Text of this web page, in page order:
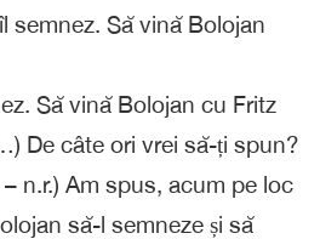
semnez. Să vină Bolojan
Să vină Bolojan cu Fritz
De câte ori vrei să-ți spun?
n.r.) Am spus, acum pe loc
să-l semneze și să